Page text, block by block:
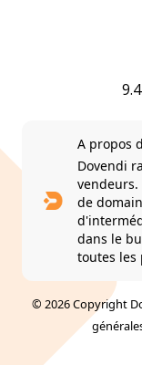
9.4
A propos
Dovendi
vendeurs.
de
dans le
toutes les
© 2026 Copyright